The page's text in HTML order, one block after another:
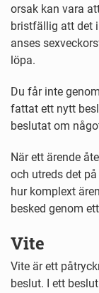
orsak kan vara
bristfällig att det
anses
löpa.
Du får inte
fattat ett nytt
beslutat om
När ett ärende
och utreds det
hur komplext
besked genom
Vite
Vite är ett
beslut. I ett